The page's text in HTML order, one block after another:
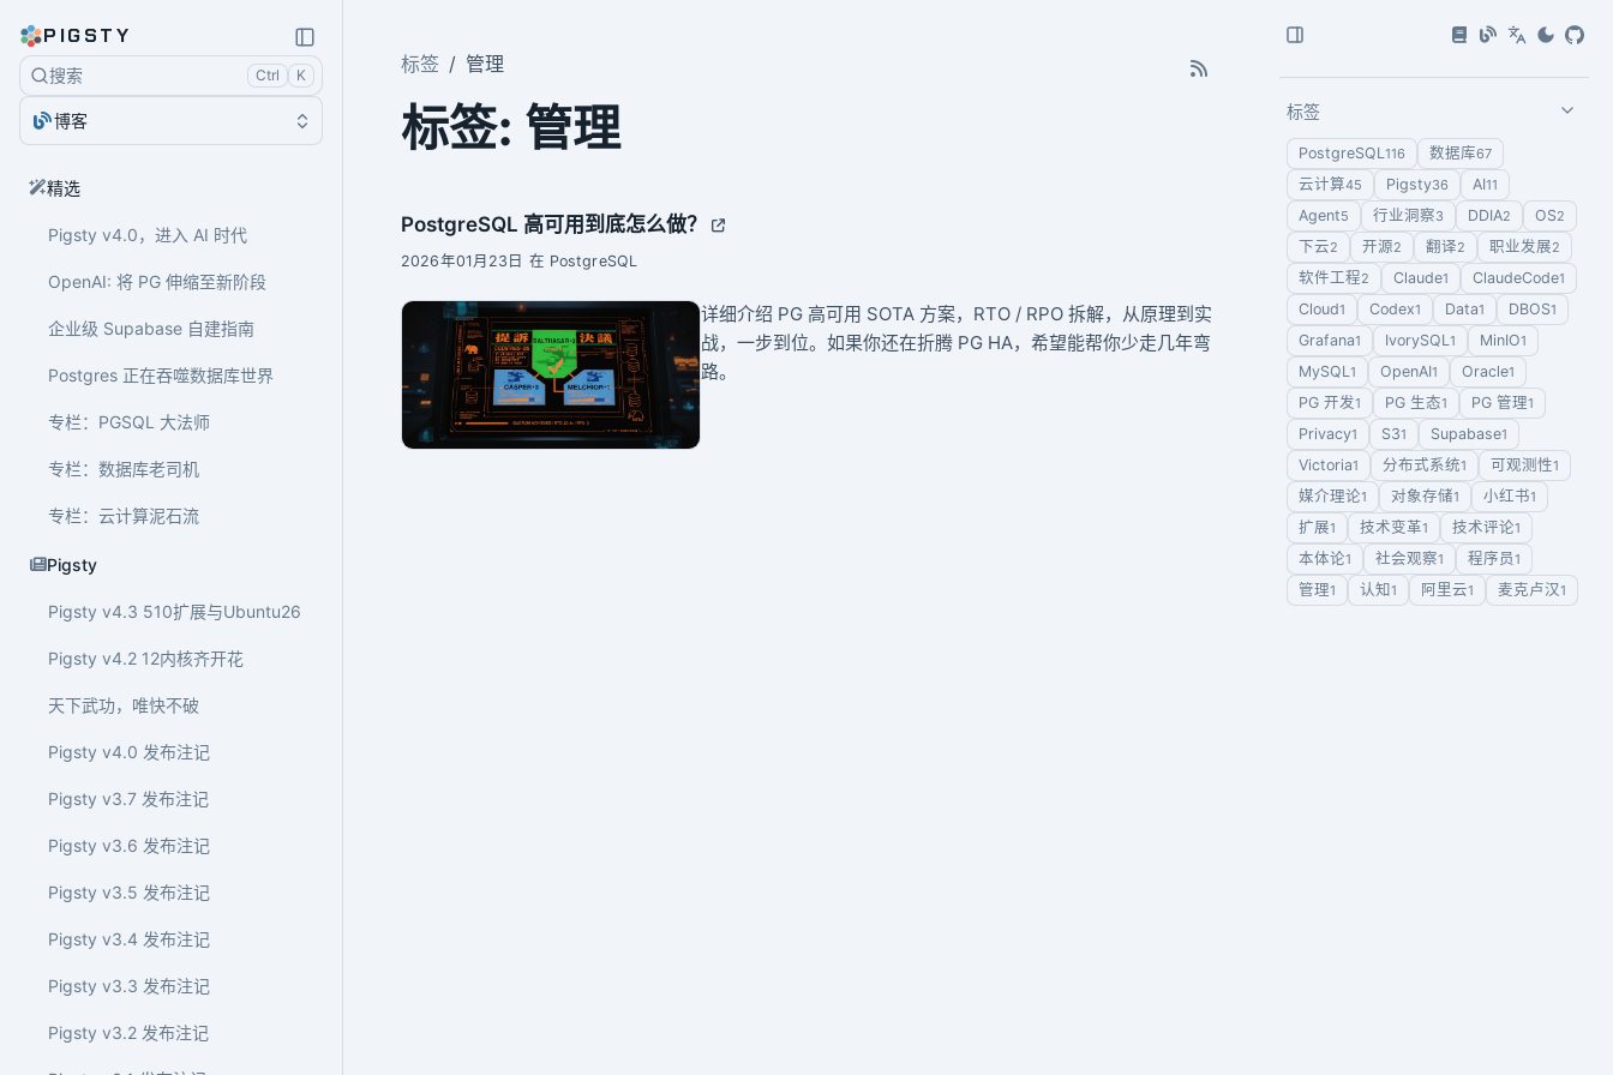
PIGSTY
搜索 Ctrl K
博客
精选
Pigsty v4.0，进入 AI 时代
OpenAI: 将 PG 伸缩至新阶段
企业级 Supabase 自建指南
Postgres 正在吞噬数据库世界
专栏：PGSQL 大法师
专栏：数据库老司机
专栏：云计算泥石流
Pigsty
Pigsty v4.3 510扩展与Ubuntu26
Pigsty v4.2 12内核齐开花
天下武功，唯快不破
Pigsty v4.0 发布注记
Pigsty v3.7 发布注记
Pigsty v3.6 发布注记
Pigsty v3.5 发布注记
Pigsty v3.4 发布注记
Pigsty v3.3 发布注记
Pigsty v3.2 发布注记
标签 管理
标签: 管理
PostgreSQL 高可用到底怎么做？
2026年01月23日 在 PostgreSQL
详细介绍 PG 高可用 SOTA 方案，RTO / RPO 拆解，从原理到实
战，一步到位。如果你还在折腾 PG HA，希望能帮你少走几年弯
路。
标签
PostgreSQL116 数据库67
云计算45 Pigsty36 AI11
Agent5 行业洞察3 DDIA2 OS2
下云2 开源2 翻译2 职业发展2
软件工程2 Claude1 ClaudeCode1
Cloud1 Codex1 Data1 DBOS1
Grafana1 IvorySQL1 MinIO1
MySQL1 OpenAI1 Oracle1
PG 开发1 PG 生态1 PG 管理1
Privacy1 S31 Supabase1
Victoria1 分布式系统1 可观测性1
媒介理论1 对象存储1 小红书1
扩展1 技术变革1 技术评论1
本体论1 社会观察1 程序员1
管理1 认知1 阿里云1 麦克卢汉1